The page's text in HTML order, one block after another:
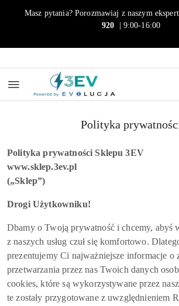
Przejdź do treści głównej
Przejdź do wyszukiwarki
Przejdź do moje konto
Przejdź do menu głównego
Przejdź do stopki
Masz pytania? Porozmawiaj z naszym
920
| 9:00-16:00
Polityka
Polityka prywatności Sklepu 3EV
www.sklep.3ev.pl
(„Sklep”)
Drogi Użytkowniku!
Dbamy o Twoją prywatność i chcemy, abyś
z naszych usług czuł się komfortowo.
prezentujemy Ci najważniejsze informacje o
przetwarzania przez nas Twoich danych
cookies, które są wykorzystywane przez
te zostały przygotowane z uwzględnieniem